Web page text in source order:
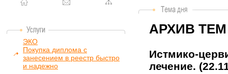
ЭКО
Покупка диплома с
занесением в реестр быстро
и надежно
АРХИВ ТЕМ
Истмико-
лечение.